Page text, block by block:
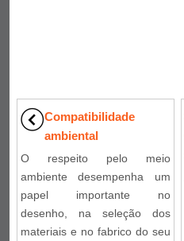
Compatibilidade
ambiental
O respeito pelo meio
ambiente desempenha um
papel importante no
desenho, na seleção dos
materiais e no fabrico do seu